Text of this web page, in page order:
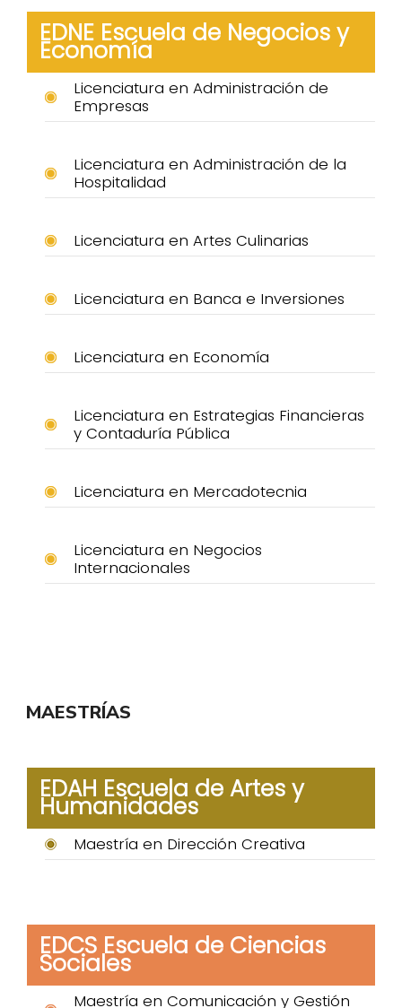
EDNE Escuela de Negocios y
Economía
Licenciatura en Administración de
Empresas
Licenciatura en Administración de la
Hospitalidad
Licenciatura en Artes Culinarias
Licenciatura en Banca e Inversiones
Licenciatura en Economía
Licenciatura en Estrategias Financieras
y Contaduría Pública
Licenciatura en Mercadotecnia
Licenciatura en Negocios
Internacionales
MAESTRÍAS
EDAH Escuela de Artes y
Humanidades
Maestría en Dirección Creativa
EDCS Escuela de Ciencias
Sociales
Maestría en Comunicación y Gestión